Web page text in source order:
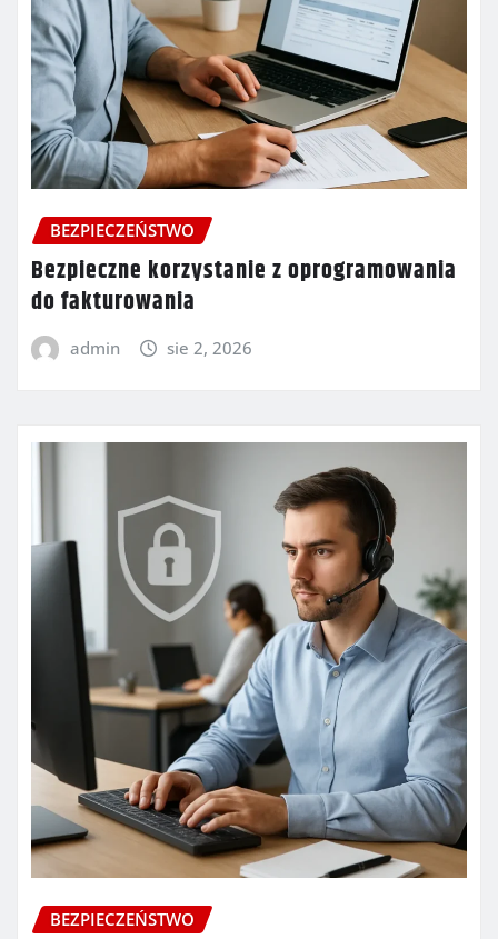
BEZPIECZEŃSTWO
Bezpieczne korzystanie z oprogramowania
do fakturowania
admin sie 2, 2026
BEZPIECZEŃSTWO